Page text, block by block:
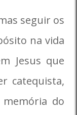
seguir os
na vida
Jesus que
catequista,
do